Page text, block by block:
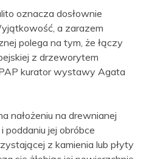
oznacza dosłownie
a zarazem
polega na tym, że łączy
z drzeworytem
kurator wystawy Agata
nałożeniu na drewnianej
poddaniu jej obróbce
z kamienia lub płyty